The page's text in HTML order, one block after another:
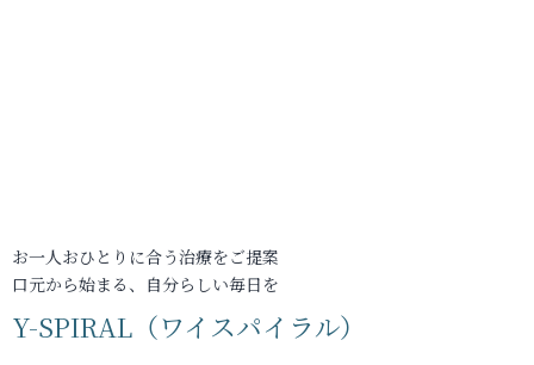
お一人おひとりに合う治療をご提案
口元から始まる、自分らしい毎日を
Y-SPIRAL（ワイスパイラル）